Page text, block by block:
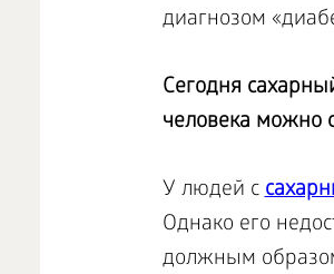
диагнозом
Сегодня
человека можно
У людей с
Однако его
должным